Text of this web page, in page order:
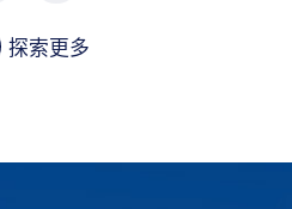
探索更多
学年本科教学质量报告